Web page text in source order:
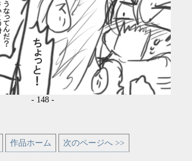
- 148 -
作品ホーム 次のページへ >>